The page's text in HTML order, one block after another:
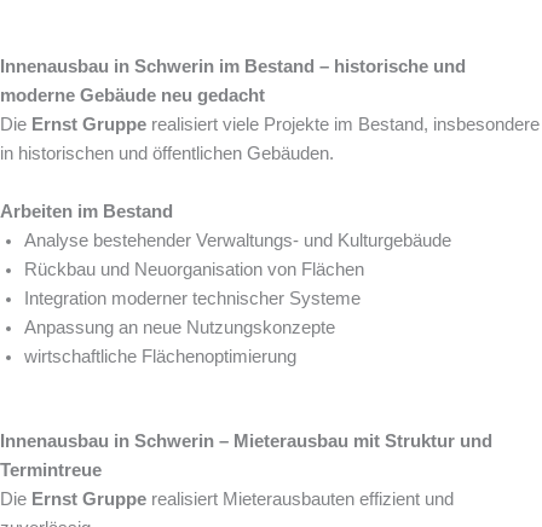
Innenausbau in Schwerin im Bestand – historische und
moderne Gebäude neu gedacht
Die Ernst Gruppe realisiert viele Projekte im Bestand, insbesondere
in historischen und öffentlichen Gebäuden.
Arbeiten im Bestand
Analyse bestehender Verwaltungs- und Kulturgebäude
Rückbau und Neuorganisation von Flächen
Integration moderner technischer Systeme
Anpassung an neue Nutzungskonzepte
wirtschaftliche Flächenoptimierung
Innenausbau in Schwerin – Mieterausbau mit Struktur und
Termintreue
Die Ernst Gruppe realisiert Mieterausbauten effizient und